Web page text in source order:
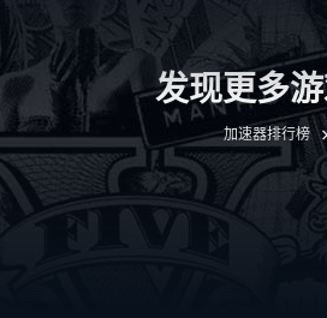
发现更多
加速器排行榜